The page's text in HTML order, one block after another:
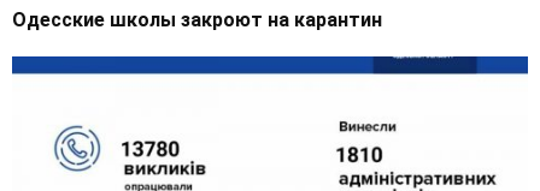
Одесские школы закроют на карантин